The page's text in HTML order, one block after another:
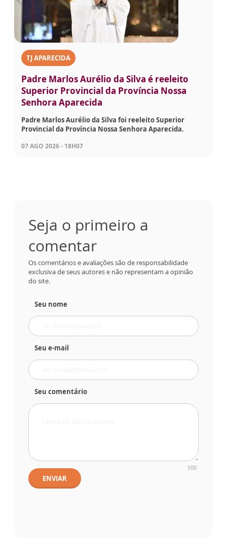
TJ APARECIDA
Padre Marlos Aurélio da Silva é reeleito
Superior Provincial da Província Nossa
Senhora Aparecida
Padre Marlos Aurélio da Silva foi reeleito Superior
Provincial da Província Nossa Senhora Aparecida.
07 AGO 2026 - 18H07
Seja o primeiro a
comentar
Os comentários e avaliações são de responsabilidade
exclusiva de seus autores e não representam a opinião
do site.
Seu nome
Seu e-mail
Seu comentário
500
ENVIAR